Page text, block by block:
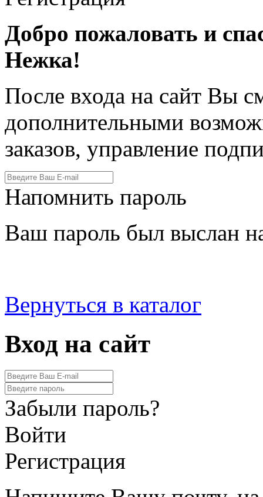
Добро пожаловать и
Нежка!
После входа на сайт Вы
дополнительными
заказов, управление
Напомнить пароль
Ваш пароль был выслан
Вернуться в каталог
Вход на сайт
Забыли пароль?
Войти
Регистрация